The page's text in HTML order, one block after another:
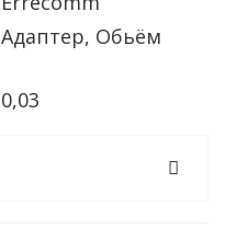
Адаптер, Обьём
0,03